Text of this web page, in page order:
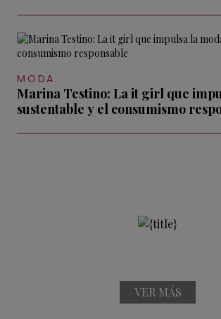
MODA
Marina Testino: La it girl que
sustentable y el consumismo
VER MÁS